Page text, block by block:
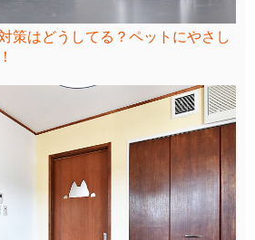
策はどうしてる？ペットにやさし